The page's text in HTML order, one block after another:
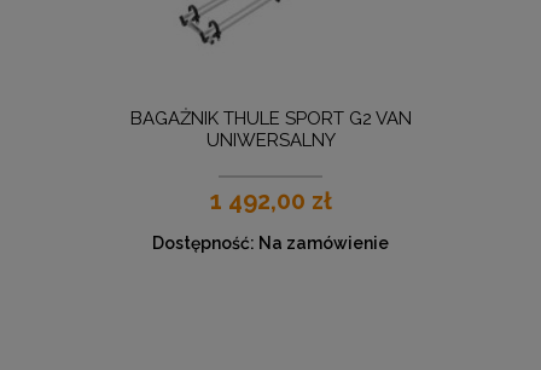
BAGAŻNIK THULE SPORT G2 VAN
UNIWERSALNY
1 492,00 zł
Dostępność: Na zamówienie